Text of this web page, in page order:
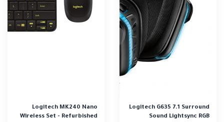
Logitech G635 7.1 Surround
Sound Lightsync RGB
Logitech MK240 Nano
Wireless Set - Refurbished